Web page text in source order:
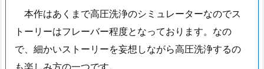
本作はあくまで高圧洗浄のシミュレーターなのでス
トーリーはフレーバー程度となっております。なの
で、細かいストーリーを妄想しながら高圧洗浄するの